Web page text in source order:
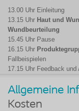
13.00 Uhr Einleitung
13.15 Uhr Haut und
Wundbeurteilung
15.45 Uhr Pause
16.15 Uhr
Fallbeispielen
17.15 Uhr Feedback und
Allgemeine
Kosten